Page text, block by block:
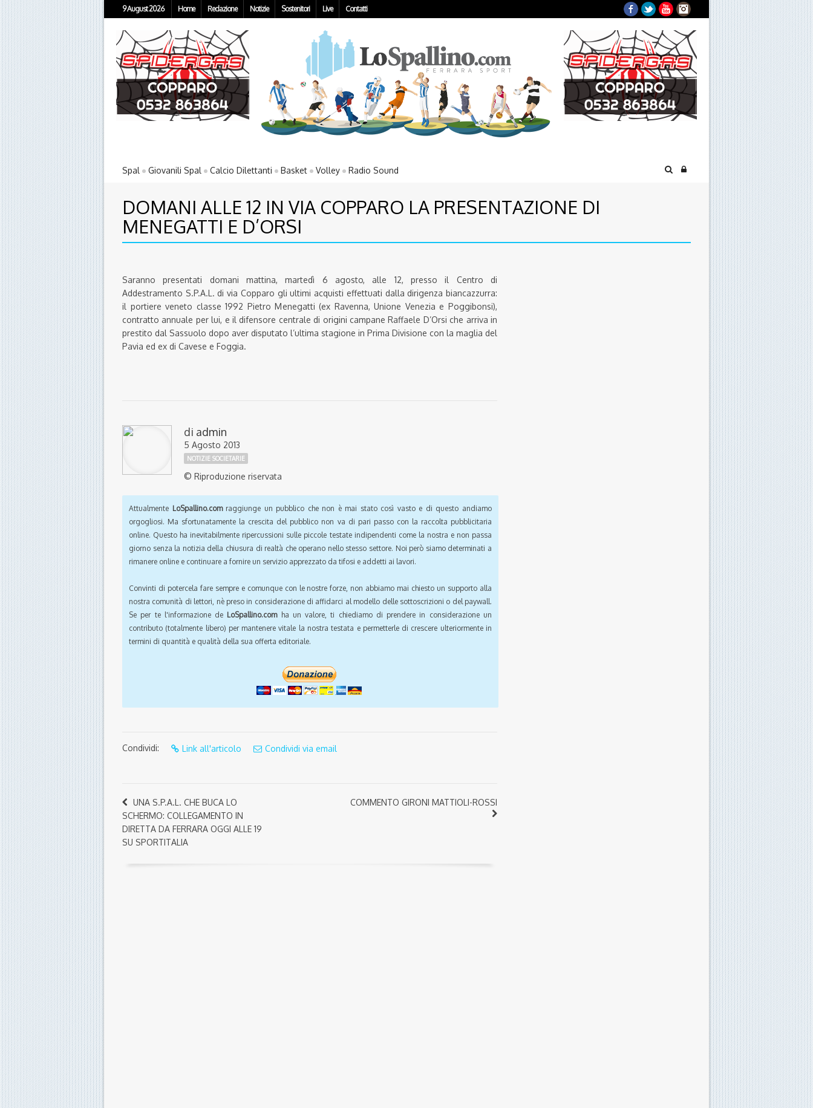
9 August 2026 Home Redazione Notizie Sostenitori Live Contatti Facebook
TwitterYouTubeInstagram
Spal Giovanili Spal Calcio Dilettanti Basket Volley Radio Sound
DOMANI ALLE 12 IN VIA COPPARO LA PRESENTAZIONE DI
MENEGATTI E D’ORSI
Saranno presentati domani mattina, martedì 6 agosto, alle 12, presso il Centro di
Addestramento S.P.A.L. di via Copparo gli ultimi acquisti effettuati dalla dirigenza biancazzurra:
il portiere veneto classe 1992 Pietro Menegatti (ex Ravenna, Unione Venezia e Poggibonsi),
contratto annuale per lui, e il difensore centrale di origini campane Raffaele D’Orsi che arriva in
prestito dal Sassuolo dopo aver disputato l’ultima stagione in Prima Divisione con la maglia del
Pavia ed ex di Cavese e Foggia.
di admin
5 Agosto 2013
NOTIZIE SOCIETARIE
© Riproduzione riservata
Attualmente LoSpallino.comraggiunge un pubblico che non è mai stato così vasto e di questo andiamo
orgogliosi. Ma sfortunatamente la crescita del pubblico non va di pari passo con la raccolta pubblicitaria
online. Questo ha inevitabilmente ripercussioni sulle piccole testate indipendenti come la nostra e non passa
giorno senza la notizia della chiusura di realtà che operano nello stesso settore. Noi però siamo determinati a
rimanere online e continuare a fornire un servizio apprezzato da tifosi e addetti ai lavori.
Convinti di potercela fare sempre e comunque con le nostre forze, non abbiamo mai chiesto un supporto alla
nostra comunità di lettori, nè preso in considerazione di affidarci al modello delle sottoscrizioni o del paywall.
Se per te l'informazione de LoSpallino.comha un valore, ti chiediamo di prendere in considerazione un
contributo (totalmente libero) per mantenere vitale la nostra testata e permetterle di crescere ulteriormente in
termini di quantità e qualità della sua offerta editoriale.
Condividi: Link all'articolo Condividi via email
UNA S.P.A.L. CHE BUCA LO
SCHERMO: COLLEGAMENTO IN
DIRETTA DA FERRARA OGGI ALLE 19
SU SPORTITALIA
COMMENTO GIRONI MATTIOLI-ROSSI